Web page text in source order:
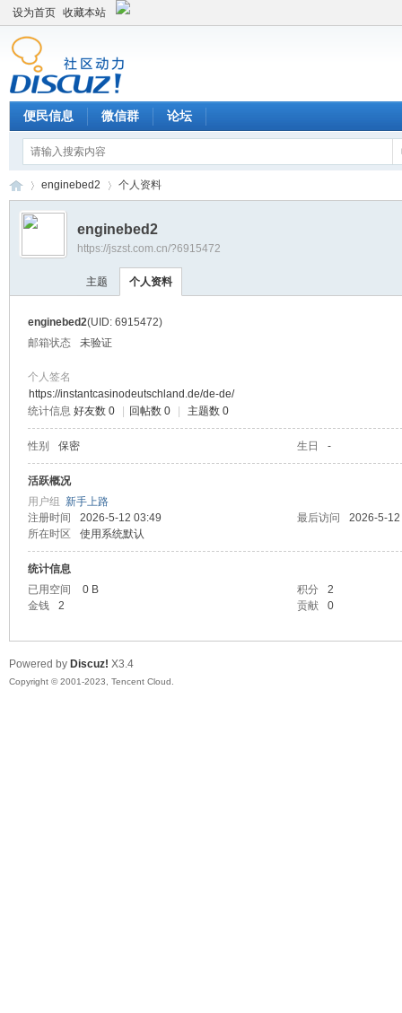
设为首页 收藏本站
便民信息 微信群 论坛
›
enginebed2 个人资料
enginebed2
https://jszst.com.cn/?6915472
主题 个人资料
enginebed2(UID: 6915472)
邮箱状态
未验证
个人签名
https://instantcasinodeutschland.de/de-de/
统计信息 好友数 0 回帖数 0 主题数 0
性别 保密 生日 -
活跃概况
用户组 新手上路
注册时间
2026-5-12 03:49 最后访问
2026-5-
所在时区
使用系统默认
统计信息
已用空间
0 B 积分
2
金钱
2 贡献 0
Powered by Discuz! X3.4
Copyright © 2001-2023, Tencent Cloud.